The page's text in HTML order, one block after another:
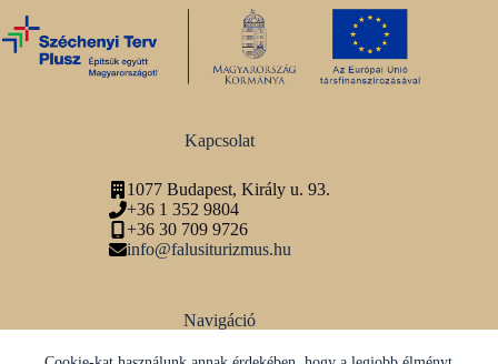
Kapcsolat
1077 Budapest, Király u. 93.
+36 1 352 9804
+36 30 709 9726
info@falusiturizmus.hu
Navigáció
Adatvédelmi tájékoztató